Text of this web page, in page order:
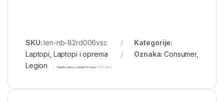
SKU:len-nb-82rd006vsc
Kategorije:
Laptopi Laptopi i oprema Oznaka:Consumer,
Legion
Najniža cijena u zadnjih 30 dana:1.763,40€